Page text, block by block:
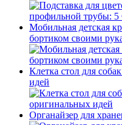
Мобильная детская
бортиком своими
Клетка стол для
идей
Органайзер для